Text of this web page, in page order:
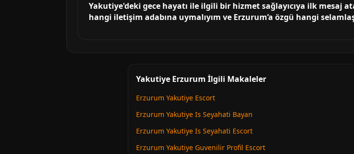
Yakutiye'deki gece hayatı ile ilgili bir hizmet sağlayıcıya ilk mesaj
hangi iletişim adabına uymalıyım ve Erzurum’a özgü hangi
Yakutiye Erzurum İlgili Makaleler
Erzurum Yakutiye Escort
Erzurum Yakutiye Is Seyahati Bayan
Erzurum Yakutiye Is Seyahati Escort
Erzurum Yakutiye Guvenilir Profil Escort